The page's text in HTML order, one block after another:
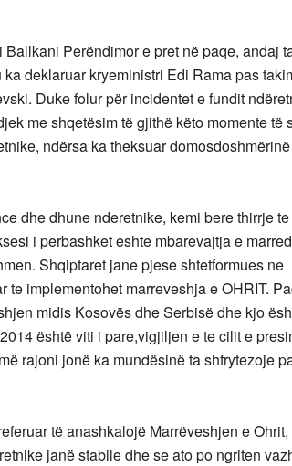
Perëndimor e pret në paqe, andaj
deklaruar kryeministri Edi Rama pas
Duke folur për incidentet e fundit
me shqetësim të gjithë këto momente të
ndërsa ka theksuar
dhe dhune nderetnike, kemi bere thirrje te
i perbashket eshte mbarevajtja e
Shqiptaret jane pjese shtetformues ne
implementohet marreveshja e OHRIT.
midis Kosovës dhe Serbisë dhe kjo
është viti i pare,vigjiljen e te cilit e
rajoni jonë ka mundësinë ta shfrytezoje
të anashkalojë Marrëveshjen e Ohrit,
janë stabile dhe se ato po ngriten